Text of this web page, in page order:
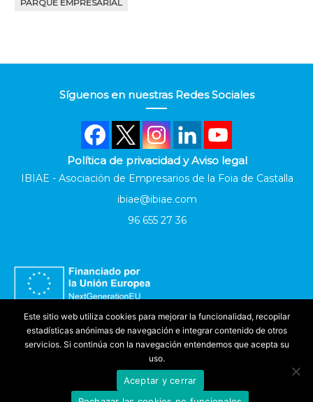
PARQUE EMPRESARIAL
Síguenos en nuestras Redes Sociales
Política de privacidad y Aviso legal
IBIAE - Asociación de Empresarios de la Foia de Castalla
ibiae@ibiae.com
96 655 27 36
Accesibilidad
Este sitio web utiliza cookies para mejorar la funcionalidad, recopilar
estadísticas anónimas de navegación e integrar contenido de otros
servicios. Si continúa con la navegación entendemos que acepta su
uso.
Aceptar y cerrar